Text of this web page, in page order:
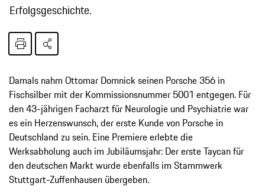
Erfolgsgeschichte.
Damals nahm Ottomar Domnick seinen Porsche 356 in
Fischsilber mit der Kommissionsnummer 5001 entgegen. Für
den 43-jährigen Facharzt für Neurologie und Psychiatrie war
es ein Herzenswunsch, der erste Kunde von Porsche in
Deutschland zu sein. Eine Premiere erlebte die
Werksabholung auch im Jubiläumsjahr: Der erste Taycan für
den deutschen Markt wurde ebenfalls im Stammwerk
Stuttgart-Zuffenhausen übergeben.